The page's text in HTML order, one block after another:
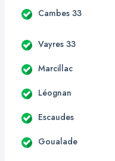
Cambes 33
Vayres 33
Marcillac
Léognan
Escaudes
Goualade